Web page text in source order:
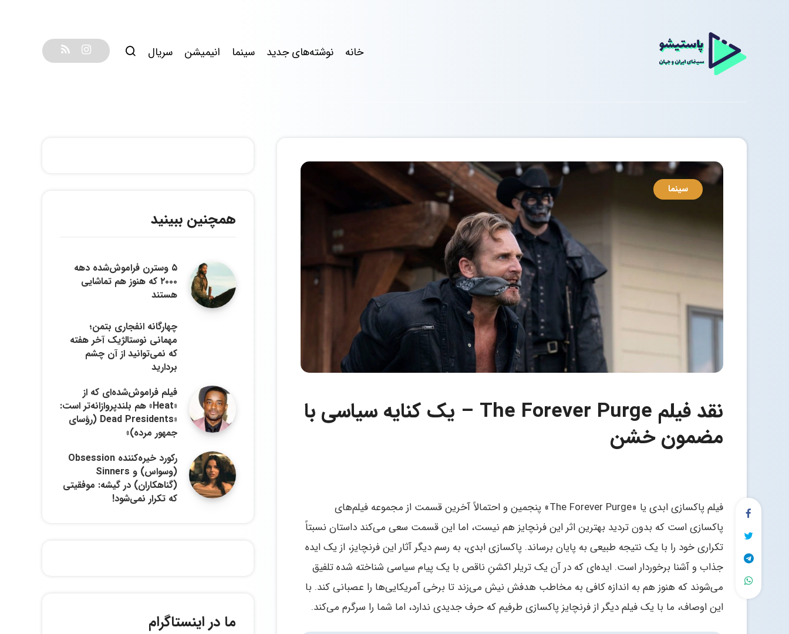
خانه نوشته‌های جدید سینما انیمیشن سریال
سینما
نقد فیلم The Forever Purge – یک کنایه سیاسی با
مضمون خشن
فیلم پاکسازی ابدی یا «The Forever Purge» پنجمین و احتمالاً آخرین قسمت از مجموعه فیلم‌های
پاکسازی است که بدون تردید بهترین اثر این فرنچایز هم نیست، اما این قسمت سعی می‌کند داستان نسبتاً
تکراری خود را با یک نتیجه طبیعی به پایان برساند. پاکسازی ابدی، به رسم دیگر آثار این فرنچایز، از یک ایده
جذاب و آشنا برخوردار است. ایده‌ای که در آن یک تریلر اکشنِ ناقص با یک پیام سیاسی شناخته شده تلفیق
می‌شوند که هنوز هم به اندازه کافی به مخاطب هدفش نیش می‌زند تا برخی آمریکایی‌ها را عصبانی کند. با
این اوصاف، ما با یک فیلم دیگر از فرنچایز پاکسازی طرفیم که حرف جدیدی ندارد، اما شما را سرگرم می‌کند.
همچنین ببینید
۵ وسترن فراموش‌شده دهه
۲۰۰۰ که هنوز هم تماشایی
هستند
چهارگانه انفجاری بتمن؛
مهمانی نوستالژیک آخر هفته
که نمی‌توانید از آن چشم
بردارید
فیلم فراموش‌شده‌ای که از
«Heat» هم بلندپروازانه‌تر است:
«Dead Presidents (رؤسای
جمهور مرده)»
رکورد خیره‌کننده Obsession
(وسواس) و Sinners
(گناهکاران) در گیشه: موفقیتی
که تکرار نمی‌شود!
ما در اینستاگرام